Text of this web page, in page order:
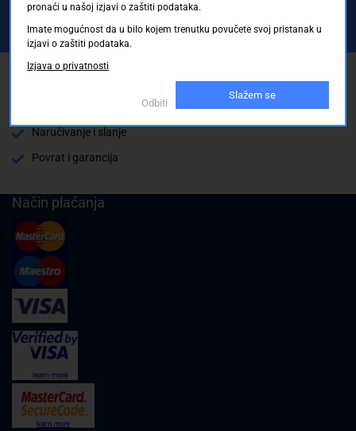
Registrirajte se sada
Naručivanje i slanje
Povrat i garancija
Način plaćanja
pronaći u našoj izjavi o zaštiti podataka.
Imate mogućnost da u bilo kojem trenutku povučete svoj pristanak u
izjavi o zaštiti podataka.
Izjava o privatnosti
Odbiti
Slažem se